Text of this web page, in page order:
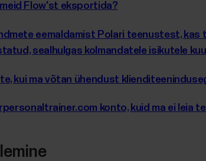
Flow'st eksportida?
eemaldamist Polari teenustest,
sealhulgas kolmandatele isikutele
kui ma võtan ühendust
konto, kuid ma ei leia